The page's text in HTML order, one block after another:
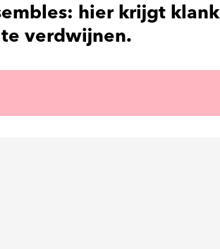
hier krijgt klank
verdwijnen.